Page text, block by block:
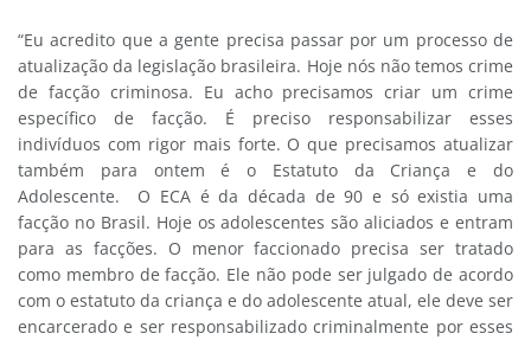
“Eu acredito que a gente precisa passar por um processo de
atualização da legislação brasileira. Hoje nós não temos crime
de facção criminosa. Eu acho precisamos criar um crime
específico de facção. É preciso responsabilizar esses
indivíduos com rigor mais forte. O que precisamos atualizar
também para ontem é o Estatuto da Criança e do
Adolescente. O ECA é da década de 90 e só existia uma
facção no Brasil. Hoje os adolescentes são aliciados e entram
para as facções. O menor faccionado precisa ser tratado
como membro de facção. Ele não pode ser julgado de acordo
com o estatuto da criança e do adolescente atual, ele deve ser
encarcerado e ser responsabilizado criminalmente por esses